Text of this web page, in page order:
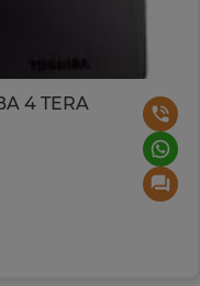
4 TERA